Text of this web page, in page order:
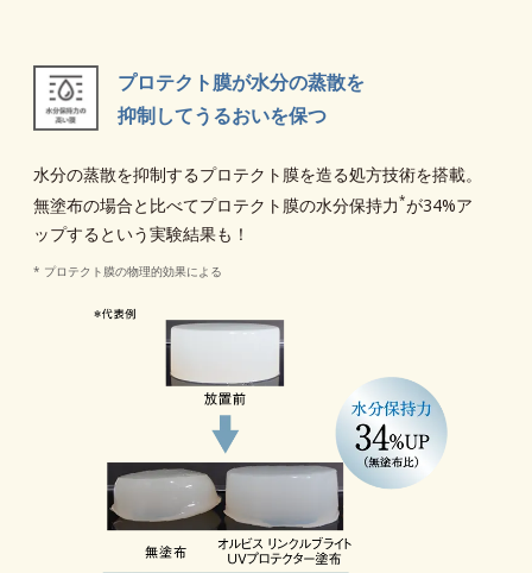
プロテクト膜が水分の蒸散を
抑制してうるおいを保つ
水分の蒸散を抑制するプロテクト膜を造る処方技術を搭載。
無塗布の場合と比べてプロテクト膜の水分保持力*が34%ア
ップするという実験結果も！
* プロテクト膜の物理的効果による